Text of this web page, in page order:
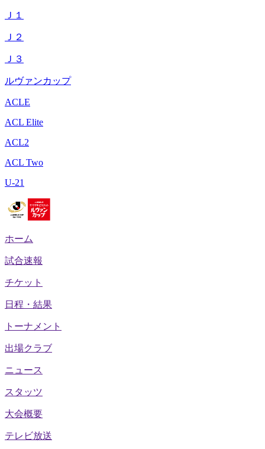
Ｊ１
Ｊ２
Ｊ３
ルヴァンカップ
ACLE
ACL Elite
ACL2
ACL Two
U-21
ホーム
試合速報
チケット
日程・結果
トーナメント
出場クラブ
ニュース
スタッツ
大会概要
テレビ放送